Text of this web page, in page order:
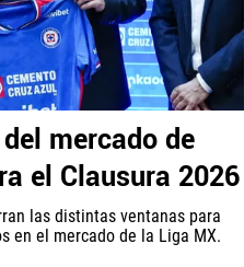
mercado de
el Clausura 2026
las distintas ventanas para
en el mercado de la Liga MX.